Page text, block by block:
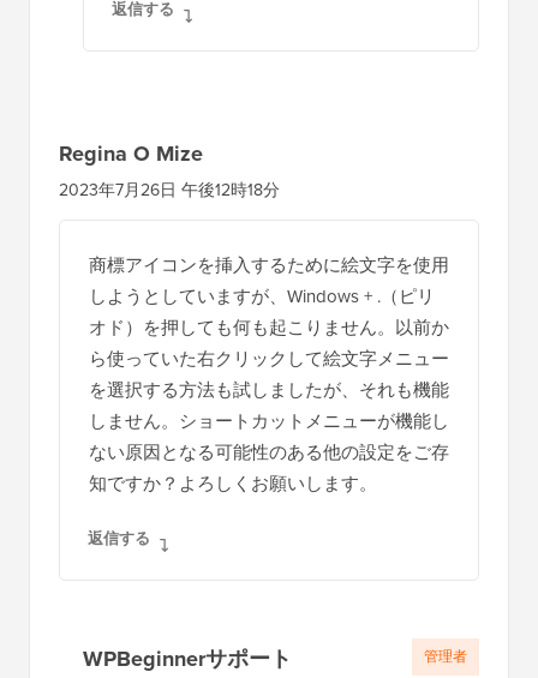
返信する
Regina O Mize
2023年7月26日 午後12時18分
商標アイコンを挿入するために絵文字を使用
しようとしていますが、Windows + .（ピリ
オド）を押しても何も起こりません。以前か
ら使っていた右クリックして絵文字メニュー
を選択する方法も試しましたが、それも機能
しません。ショートカットメニューが機能し
ない原因となる可能性のある他の設定をご存
知ですか？よろしくお願いします。
返信する
WPBeginnerサポート 管理者